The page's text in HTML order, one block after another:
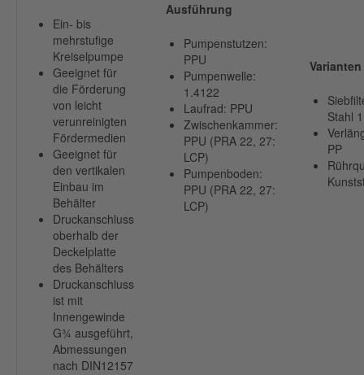
Ein- bis
mehrstufige
Kreiselpumpe
Geeignet für
die Förderung
von leicht
verunreinigten
Fördermedien
Geeignet für
den vertikalen
Einbau im
Behälter
Druckanschluss
oberhalb der
Deckelplatte
des Behälters
Druckanschluss
ist mit
Innengewinde
G¾ ausgeführt,
Abmessungen
nach DIN12157
Ausführung
Pumpenstutzen:
PPU
Pumpenwelle:
1.4122
Laufrad: PPU
Zwischenkammer:
PPU (PRA 22, 27:
LCP)
Pumpenboden:
PPU (PRA 22, 27:
LCP)
Varianten
Stahl
PP